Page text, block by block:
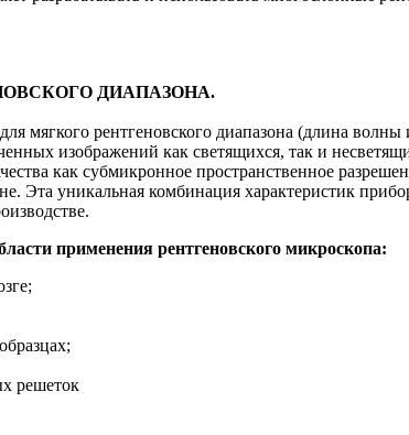
ДИАПАЗОНА.
мягкого рентгеновского диапазона (длина волны
изображений как светящихся, так и
как субмикронное пространственное
Эта уникальная комбинация характеристик
применения рентгеновского микроскопа:
решеток